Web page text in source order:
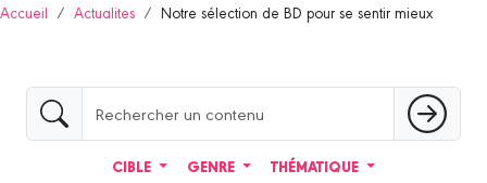
Accueil Actualites Notre sélection de BD pour se sentir mieux
CIBLE GENRE THÉMATIQUE